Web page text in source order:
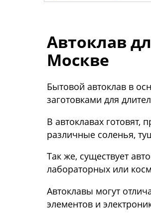
Автоклав
Москве
Бытовой автоклав в
заготовками для
В автоклавах
различные соленья,
Так же, существует
лабораторных или
Автоклавы могут
элементов и